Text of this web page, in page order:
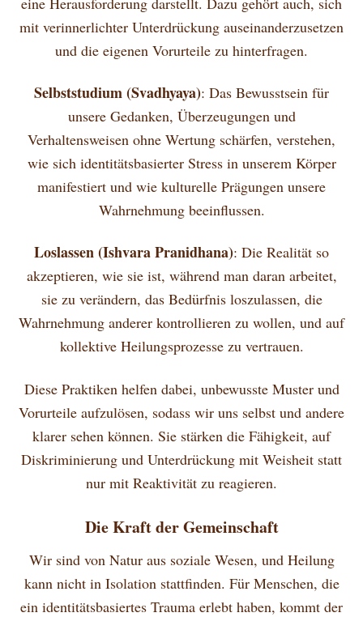
mit verinnerlichter Unterdrückung auseinanderzusetzen
und die eigenen Vorurteile zu hinterfragen.
Selbststudium (Svadhyaya): Das Bewusstsein für
unsere Gedanken, Überzeugungen und
Verhaltensweisen ohne Wertung schärfen, verstehen,
wie sich identitätsbasierter Stress in unserem Körper
manifestiert und wie kulturelle Prägungen unsere
Wahrnehmung beeinflussen.
Loslassen (Ishvara Pranidhana): Die Realität so
akzeptieren, wie sie ist, während man daran arbeitet,
sie zu verändern, das Bedürfnis loszulassen, die
Wahrnehmung anderer kontrollieren zu wollen, und auf
kollektive Heilungsprozesse zu vertrauen.
Diese Praktiken helfen dabei, unbewusste Muster und
Vorurteile aufzulösen, sodass wir uns selbst und andere
klarer sehen können. Sie stärken die Fähigkeit, auf
Diskriminierung und Unterdrückung mit Weisheit statt
nur mit Reaktivität zu reagieren.
Die Kraft der Gemeinschaft
Wir sind von Natur aus soziale Wesen, und Heilung
kann nicht in Isolation stattfinden. Für Menschen, die
ein identitätsbasiertes Trauma erlebt haben, kommt der